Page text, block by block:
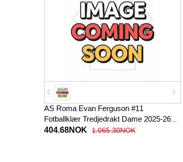
AS Roma Evan Ferguson #11
Fotballklær Tredjedrakt Dame 2025-26
Kortermet
404.68NOK 1.065.30NOK